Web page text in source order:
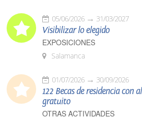
05/06/2026 31/03/2027
Visibilizar lo elegido
EXPOSICIONES
Salamanca
01/07/2026 30/09/2026
122 Becas de residencia con
gratuito
OTRAS ACTIVIDADES